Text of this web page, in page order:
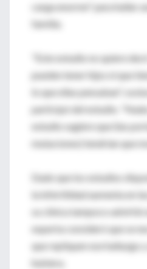
carga enorme" para hallar
familia.
"Este estudio no quiere
pueden tener hijos ni que
lo que ellas pensaban",
participó del estudio. "Nada
estudio sugiere que (las
mutaciones) tendrían que
Dado que los estudios
la infertilidad aumenta en
su clínica tampoco advirtió
experta consideró que se
que repliquen ese hallazgo
hubiera.